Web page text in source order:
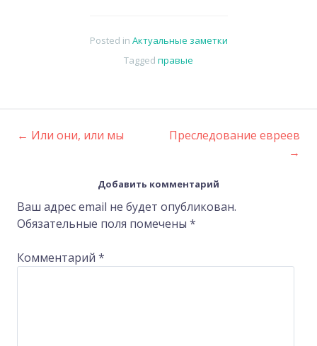
Posted in Актуальные заметки
Tagged правые
Post
navigation
← Или они, или мы
Преследование евреев
→
Добавить комментарий
Ваш адрес email не будет опубликован.
Обязательные поля помечены *
Комментарий *